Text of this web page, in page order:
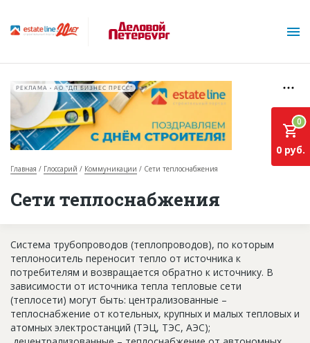
О проекте
База строящихся объектов
Инвестпроекты
Глоссарий
Новости
РЕКЛАМА • АО "ДП БИЗНЕС ПРЕСС"
Главная Глоссарий Коммуникации Сети теплоснабжения
Сети теплоснабжения
0
0 руб.
Система трубопроводов (теплопроводов), по которым
теплоноситель переносит тепло от источника к
потребителям и возвращается обратно к источнику. В
зависимости от источника тепла тепловые сети
(теплосети) могут быть: централизованные –
теплоснабжение от котельных, крупных и малых тепловых и
атомных электростанций (ТЭЦ, ТЭС, АЭС);